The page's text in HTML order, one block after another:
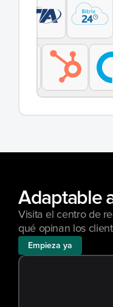
Adaptable
Visita el centro de
qué opinan los
Empieza ya